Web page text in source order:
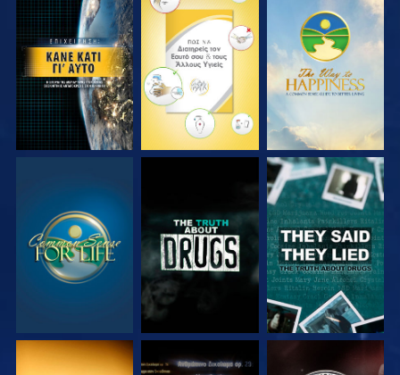
ΠΑΡΑΚΟΛΟΥΘΗΣΤΕ ΠΑΡΑΚΟΛΟΥΘΗΣΤΕ ΠΑΡΑΚΟΛΟΥΘΗΣΤΕ
ΠΑΡΑΚΟΛΟΥΘΗΣΤΕ ΠΑΡΑΚΟΛΟΥΘΗΣΤΕ ΠΑΡΑΚΟΛΟΥΘΗΣΤΕ